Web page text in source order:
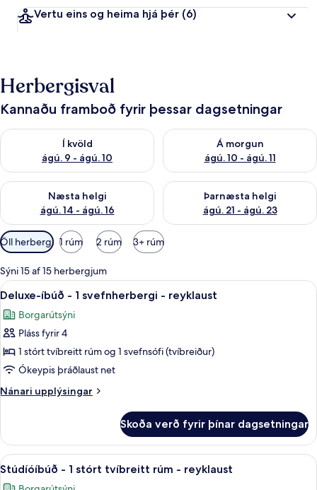
Vertu eins og heima hjá þér (6)
Herbergisval
Kannaðu framboð fyrir þessar dagsetningar
Í kvöld
ágú. 9 - ágú. 10
Athuga framboð í kvöld ágú. 9 - ágú. 10
Á morgun
ágú. 10 - ágú. 11
Athuga framboð á morgun
Næsta helgi
ágú. 14 - ágú. 16
Athuga framboð næstu helgi ágú. 14 - ágú. 16
Þarnæsta helgi
ágú. 21 - ágú. 23
Athuga framboð þarnæstu
Síur
í
boði
fyrir
herbergi
Öll herbergi 1 rúm 2 rúm 3+ rúm
Sýni 15 af 15 herbergjum
Skoða
allar
myndir
fyrir
Deluxe-
íbúð
-
1
-
reyklaust
Deluxe-íbúð - 1 svefnherbergi -
9
Deluxe-íbúð - 1 svefnherbergi - reyklaust
Borgarútsýni
Pláss fyrir 4
1 stórt tvíbreitt rúm og 1 svefnsófi (tvíbreiður)
Ókeypis þráðlaust net
Nánari upplýsingar
Nánari
íbúð
1
Skoða verð fyrir þínar dagsetningar
Skoða
allar
Straujárn/strauborð, ferðavagga,
9
Stúdíóíbúð - 1 stórt tvíbreitt rúm - reyklaust